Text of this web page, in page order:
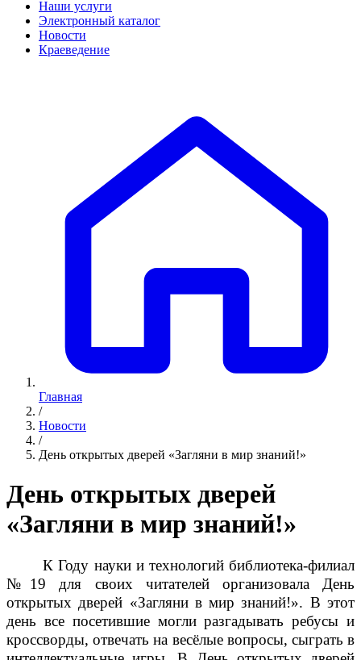
Наши услуги
Электронный каталог
Новости
Краеведение
Главная
/
Новости
/
День открытых дверей «Загляни в мир знаний!»
День открытых дверей
«Загляни в мир знаний!»
К Году науки и технологий библиотека-филиал
№19 для своих читателей организовала День
открытых дверей «Загляни в мир знаний!». В этот
день все посетившие могли разгадывать ребусы и
кроссворды, отвечать на весёлые вопросы, сыграть в